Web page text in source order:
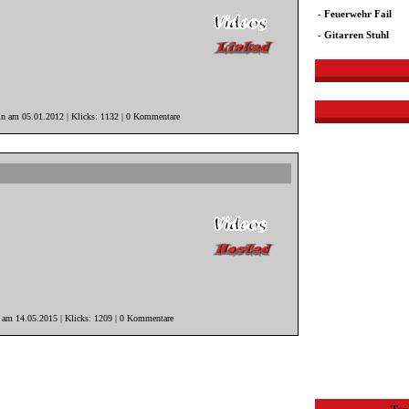
am 05.01.2012 | Klicks: 1132 | 0 Kommentare
14.05.2015 | Klicks: 1209 | 0 Kommentare
-Feuerwehr Fail
-Gitarren Stuhl